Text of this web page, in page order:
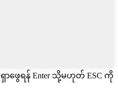
ရှာဖွေရန် Enter သို့မဟုတ် ESC ကို